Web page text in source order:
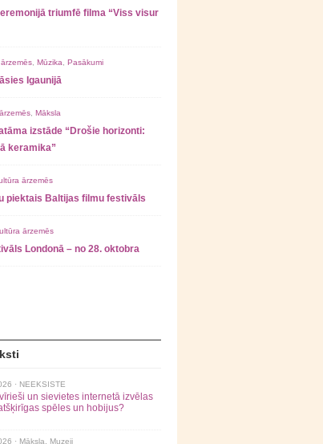
triumfē filma “Viss visur
Mūzika Pasākumi
Igaunijā
Māksla
izstāde “Drošie horizonti:
keramika”
ārzemēs
piektais Baltijas filmu festivāls
ārzemēs
Londonā – no 28. oktobra
· NEEKSISTE
un sievietes internetā izvēlas
spēles un hobijus?
· Māksla Muzeji